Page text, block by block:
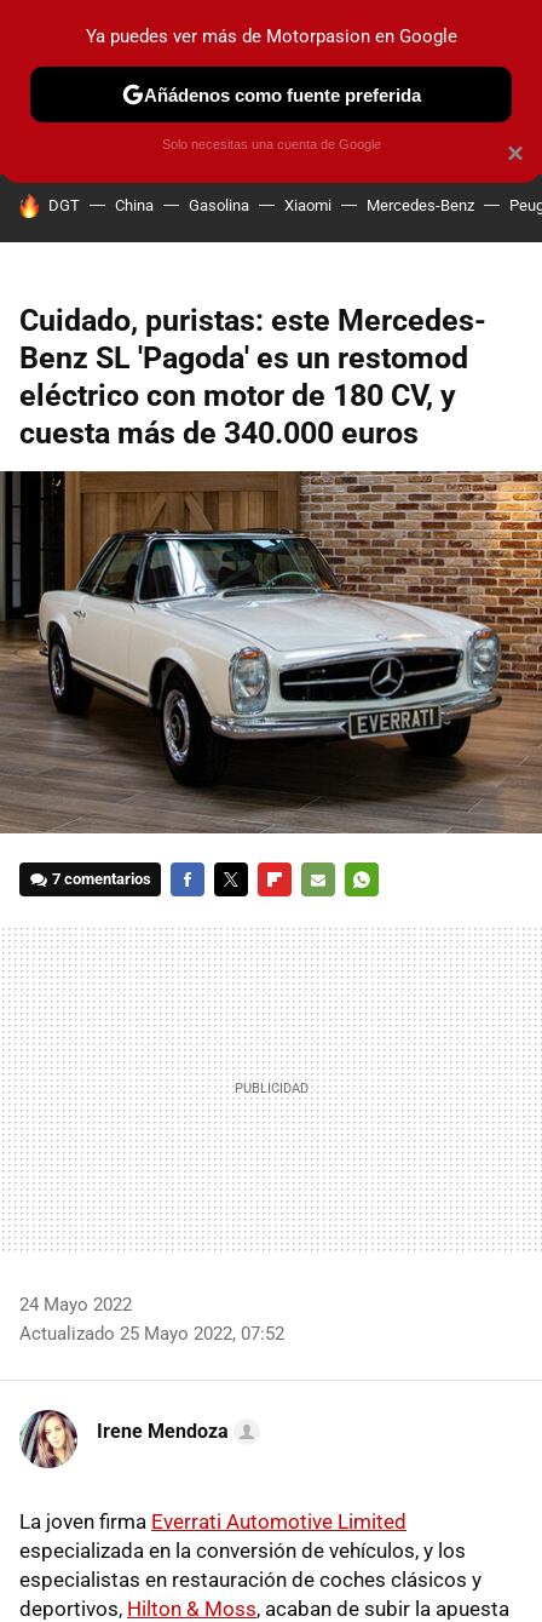
PRUEBAS COCHES ELÉCTRICOS OBSERVATORIO
HOY SE HABLA DE
DGT China Gasolina Xiaomi Mercedes-Benz
Cuidado, puristas: este Mercedes-
Benz SL 'Pagoda' es un restomod
eléctrico con motor de 180 CV, y
cuesta más de 340.000 euros
7 comentarios
MAIL
24 Mayo 2022
Actualizado 25 Mayo 2022, 07:52
Irene Mendoza
La joven firma Everrati Automotive Limited
especializada en la conversión de vehículos, y los
especialistas en restauración de coches clásicos y
deportivos, Hilton & Moss, acaban de subir la apuesta
×
Ya puedes ver más de Motorpasion en Google
Añádenos como fuente preferida
Solo necesitas una cuenta de Google